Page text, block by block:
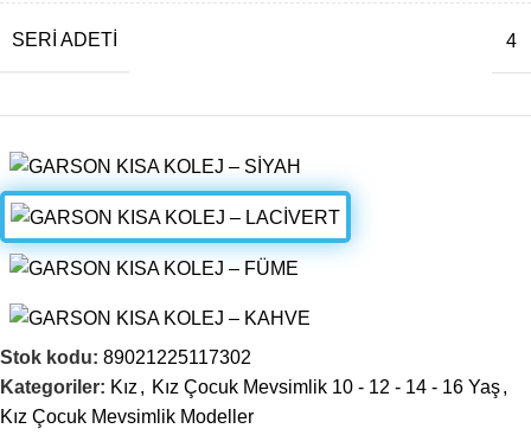
SERI ADETI 4
Stok kodu: 89021225117302
Kategoriler: Kız , Kız Çocuk Mevsimlik 10 - 12 - 14 - 16 Yaş,
Kız Çocuk Mevsimlik Modeller